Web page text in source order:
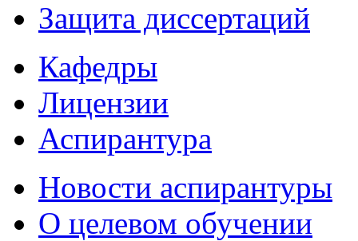
Защита диссертаций
Кафедры
Лицензии
Аспирантура
Новости аспирантуры
О целевом обучении